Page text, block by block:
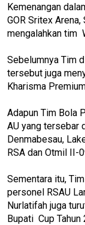
Kemenangan
GOR Sritex
mengalahkan tim
Sebelumnya Tim
tersebut juga
Kharisma
Adapun Tim Bola
AU yang tersebar
Denmabesau,
RSA dan Otmil II-
Sementara itu,
personel RSAU
Nurlatifah juga
Bupati Cup